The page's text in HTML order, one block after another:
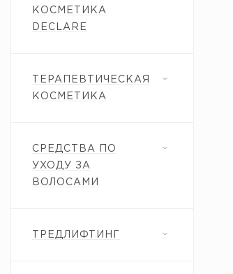
КОСМЕТИКА
DECLARE
ТЕРАПЕВТИЧЕСКАЯ
КОСМЕТИКА
СРЕДСТВА ПО
УХОДУ ЗА
ВОЛОСАМИ
ТРЕДЛИФТИНГ